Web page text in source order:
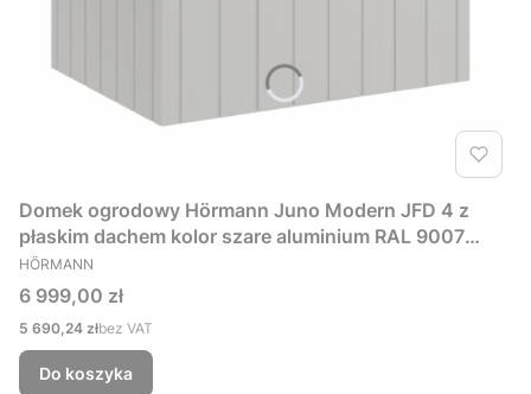
Domek ogrodowy Hörmann Juno Modern JFD 4 z
płaskim dachem kolor szare aluminium RAL 9007
229x181 cm
PRODUCENT
HÖRMANN
Cena
6 999,00 zł
Cena
5 690,24 złbez VAT
Do koszyka